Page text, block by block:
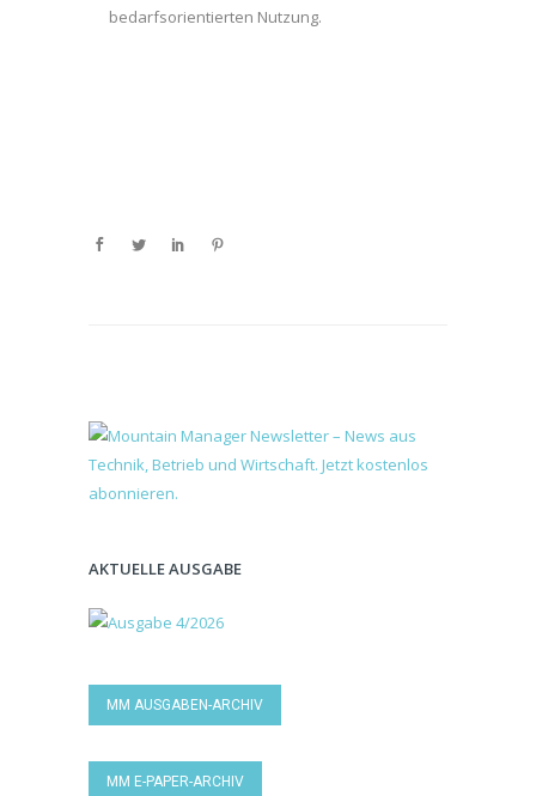
bedarfsorientierten Nutzung.
AKTUELLE AUSGABE
MM AUSGABEN-ARCHIV
MM E-PAPER-ARCHIV